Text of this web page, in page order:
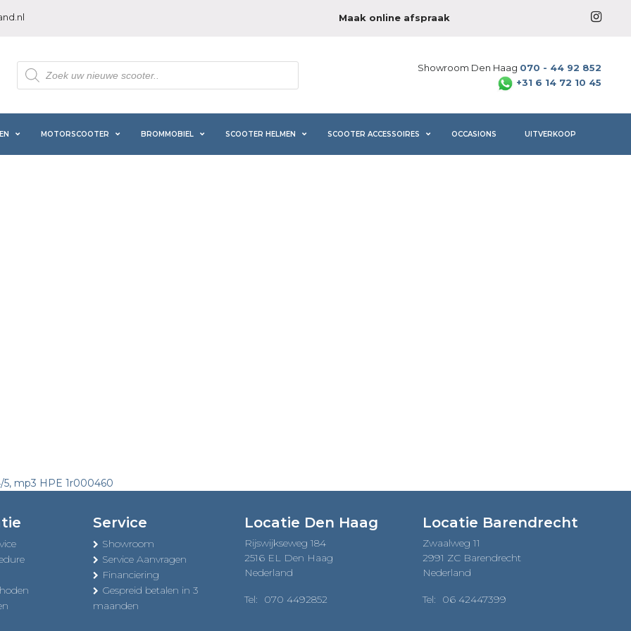
Maak online afspraak
Producten
zoeken
Showroom Den Haag 070 - 44 92 852
+31 6 14 72 10 45
MOTORSCOOTER BROMMOBIEL SCOOTER HELMEN SCOOTER ACCESSOIRES OCCASIONS UITVERKOOP
mp3 HPE 1r000460
Service
Showroom
Service Aanvragen
Financiering
Gespreid betalen in 3
maanden
Locatie Den Haag
Rijswijkseweg 184
2516 EL Den Haag
Nederland
Tel: 070 4492852
Locatie Barendrecht
Zwaalweg 11
2991 ZC Barendrecht
Nederland
Tel: 06 42447399